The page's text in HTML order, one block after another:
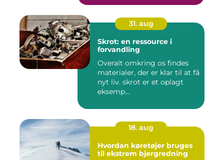
31. aug
Skrot: en ressource i
forvandling
Overalt omkring os findes
materialer, der er klar til at få
nyt liv. skrot er et oplagt
eksemp...
18. aug
Hvordan køretøjer bruges
til ekstrem bjergredning